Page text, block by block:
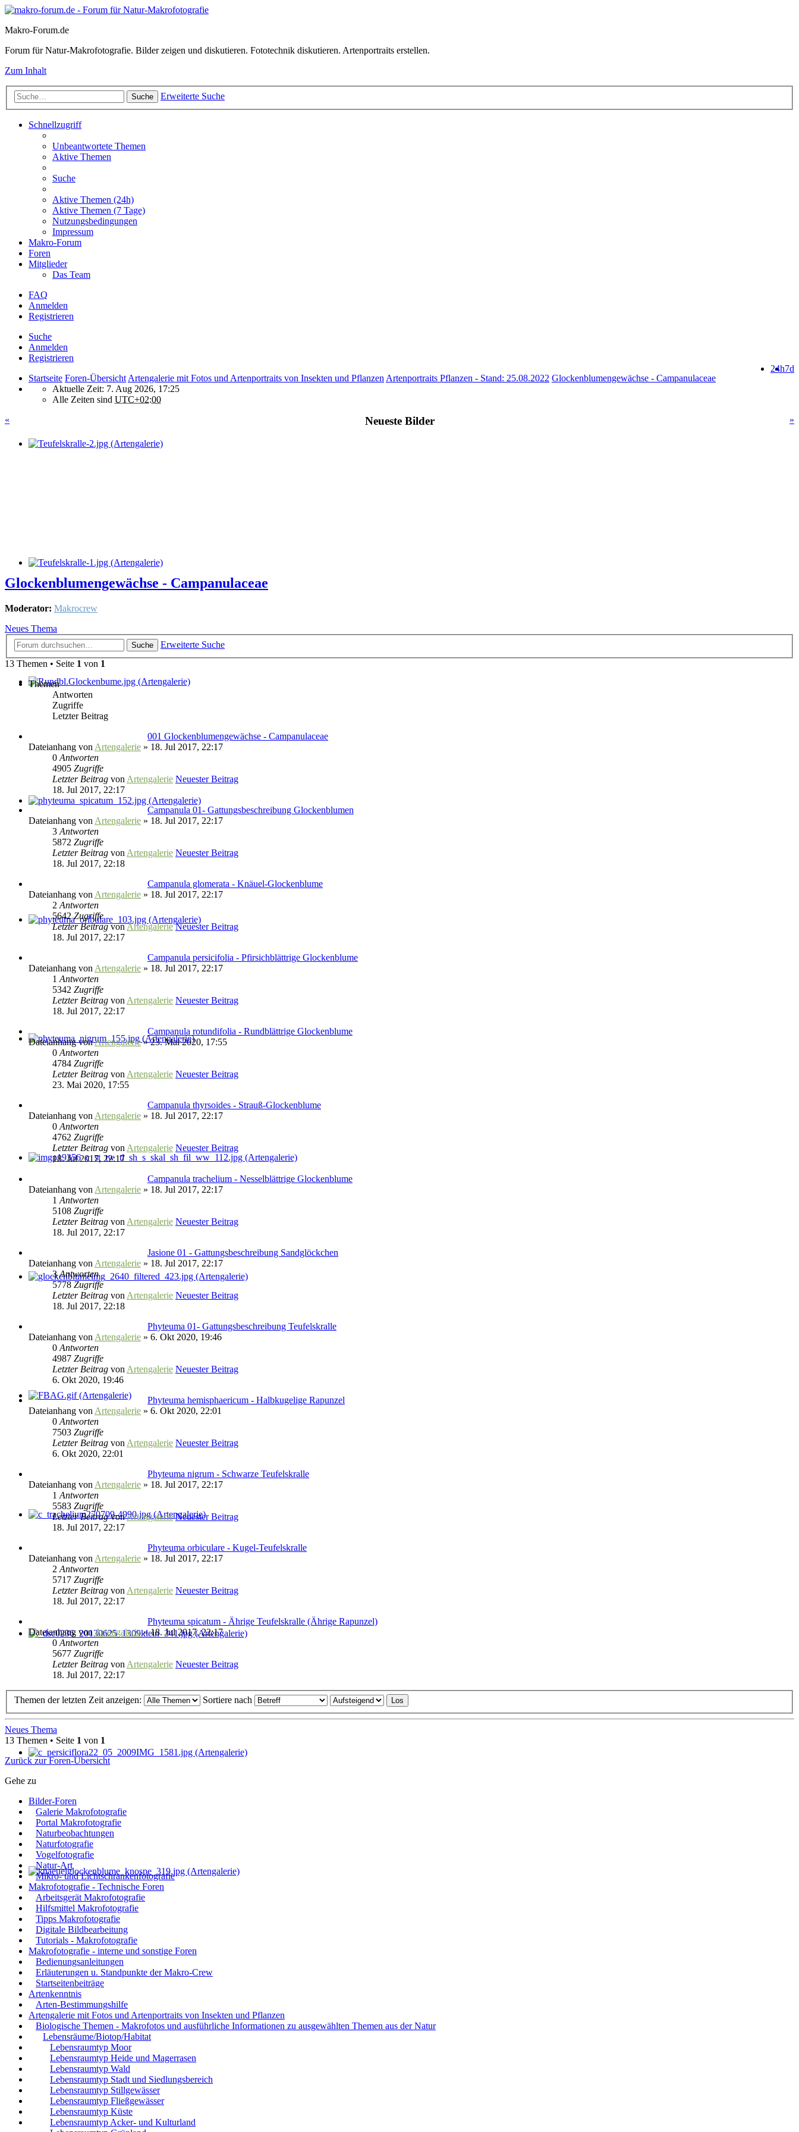
Makro-Forum.de
Forum für Natur-Makrofotografie. Bilder zeigen und diskutieren. Fototechnik diskutieren. Artenportraits erstellen.
Zum Inhalt
Suche Erweiterte Suche
Schnellzugriff
Unbeantwortete Themen
Aktive Themen
Suche
Aktive Themen (24h)
Aktive Themen (7 Tage)
Nutzungsbedingungen
Impressum
Makro-Forum
Foren
Mitglieder
Das Team
FAQ
Anmelden
Registrieren
Suche
Anmelden
Registrieren
7d
24h
Startseite Foren-Übersicht Artengalerie mit Fotos und Artenportraits von Insekten und Pflanzen Artenportraits Pflanzen - Stand: 25.08.2022 Glockenblumengewächse - Campanulaceae
Aktuelle Zeit: 7. Aug 2026, 17:25
Alle Zeiten sind UTC+02:00
«
»
Neueste Bilder
Glockenblumengewächse - Campanulaceae
Moderator: Makrocrew
Neues Thema
Suche
Erweiterte Suche
13 Themen • Seite 1 von 1
Themen
Antworten
Zugriffe
Letzter Beitrag
001 Glockenblumengewächse - Campanulaceae
Dateianhang von Artengalerie » 18. Jul 2017, 22:17
0 Antworten
4905 Zugriffe
Letzter Beitrag von Artengalerie Neuester Beitrag
18. Jul 2017, 22:17
Campanula 01- Gattungsbeschreibung Glockenblumen
Dateianhang von Artengalerie » 18. Jul 2017, 22:17
3 Antworten
5872 Zugriffe
Letzter Beitrag von Artengalerie Neuester Beitrag
18. Jul 2017, 22:18
Campanula glomerata - Knäuel-Glockenblume
Dateianhang von Artengalerie » 18. Jul 2017, 22:17
2 Antworten
5642Zugriffe
Letzter BeitragvonArtengalerie Neuester Beitrag
18. Jul 2017, 22:17
Campanula persicifolia - Pfirsichblättrige Glockenblume
Dateianhang von Artengalerie » 18. Jul 2017, 22:17
1 Antworten
5342 Zugriffe
Letzter Beitrag von Artengalerie Neuester Beitrag
18. Jul 2017, 22:17
Campanula rotundifolia - Rundblättrige Glockenblume
DateianhangvonArtengalerie» 23. Mai 2020, 17:55
0 Antworten
4784 Zugriffe
Letzter Beitrag von Artengalerie Neuester Beitrag
23. Mai 2020, 17:55
Campanula thyrsoides - Strauß-Glockenblume
Dateianhang von Artengalerie » 18. Jul 2017, 22:17
0 Antworten
4762 Zugriffe
Letzter Beitrag von Artengalerie Neuester Beitrag
18. Jul 2017, 22:17
Campanula trachelium - Nesselblättrige Glockenblume
Dateianhang von Artengalerie » 18. Jul 2017, 22:17
1 Antworten
5108 Zugriffe
Letzter Beitrag von Artengalerie Neuester Beitrag
18. Jul 2017, 22:17
Jasione 01 - Gattungsbeschreibung Sandglöckchen
Dateianhang von Artengalerie » 18. Jul 2017, 22:17
3Antworten
5778 Zugriffe
Letzter Beitrag von Artengalerie Neuester Beitrag
18. Jul 2017, 22:18
Phyteuma 01- Gattungsbeschreibung Teufelskralle
Dateianhang von Artengalerie » 6. Okt 2020, 19:46
0 Antworten
4987 Zugriffe
Letzter Beitrag von Artengalerie Neuester Beitrag
6. Okt 2020, 19:46
Phyteuma hemisphaericum - Halbkugelige Rapunzel
Dateianhang von Artengalerie » 6. Okt 2020, 22:01
0 Antworten
7503 Zugriffe
Letzter Beitrag von Artengalerie Neuester Beitrag
6. Okt 2020, 22:01
Phyteuma nigrum - Schwarze Teufelskralle
Dateianhang von Artengalerie » 18. Jul 2017, 22:17
1 Antworten
5583 Zugriffe
Letzter BeitragvonArtengalerie Neuester Beitrag
18. Jul 2017, 22:17
Phyteuma orbiculare - Kugel-Teufelskralle
Dateianhang von Artengalerie » 18. Jul 2017, 22:17
2 Antworten
5717 Zugriffe
Letzter Beitrag von Artengalerie Neuester Beitrag
18. Jul 2017, 22:17
Phyteuma spicatum - Ährige Teufelskralle (Ährige Rapunzel)
Dateianhang vonArtengalerie» 18. Jul 2017, 22:17
0 Antworten
5677 Zugriffe
Letzter Beitrag von Artengalerie Neuester Beitrag
18. Jul 2017, 22:17
Themen der letzten Zeit anzeigen: Sortiere nach
Neues Thema
13 Themen • Seite 1 von 1
Zurück zur Foren-Übersicht
Gehe zu
Bilder-Foren
Galerie Makrofotografie
Portal Makrofotografie
Naturbeobachtungen
Naturfotografie
Vogelfotografie
Natur-Art
Mikro- und Lichtschrankenfotografie
Makrofotografie - Technische Foren
Arbeitsgerät Makrofotografie
Hilfsmittel Makrofotografie
Tipps Makrofotografie
Digitale Bildbearbeitung
Tutorials - Makrofotografie
Makrofotografie - interne und sonstige Foren
Bedienungsanleitungen
Erläuterungen u. Standpunkte der Makro-Crew
Startseitenbeiträge
Artenkenntnis
Arten-Bestimmungshilfe
Artengalerie mit Fotos und Artenportraits von Insekten und Pflanzen
Biologische Themen - Makrofotos und ausführliche Informationen zu ausgewählten Themen aus der Natur
Lebensräume/Biotop/Habitat
Lebensraumtyp Moor
Lebensraumtyp Heide und Magerrasen
Lebensraumtyp Wald
Lebensraumtyp Stadt und Siedlungsbereich
Lebensraumtyp Stillgewässer
Lebensraumtyp Fließgewässer
Lebensraumtyp Küste
Lebensraumtyp Acker- und Kulturland